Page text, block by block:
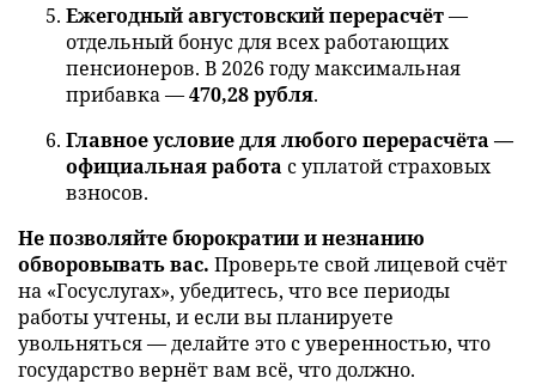
Ежегодный августовский перерасчёт—
отдельный бонус для всех работающих
пенсионеров. В 2026 году максимальная
прибавка —470,28 рубля.
Главное условие для любого перерасчёта —
официальная работа с уплатой страховых
взносов.
Не позволяйте бюрократии и незнанию
обворовывать вас. Проверьте свой лицевой счёт
на «Госуслугах», убедитесь, что все периоды
работы учтены, и если вы планируете
увольняться — делайте это с уверенностью, что
государство вернёт вам всё, что должно.